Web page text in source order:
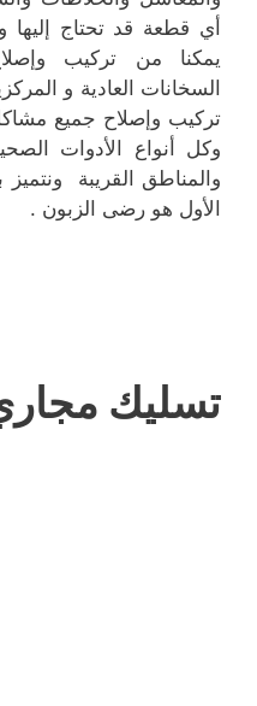
أي قطعة قد تحتاج إليها
يمكنا من تركيب
السخانات العادية و
تركيب وإصلاح جميع
وكل أنواع الأدوات
والمناطق القريبة
الأول هو رضى الزبون .
تسليك